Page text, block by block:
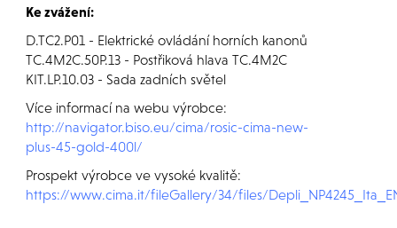
Ke zvážení:
D.TC2.P01 - Elektrické ovládání horních kanonů
TC.4M2C.50P.13 - Postřiková hlava TC.4M2C
KIT.LP.10.03 - Sada zadních světel
Více informací na webu výrobce:
http://navigator.biso.eu/cima/rosic-cima-new-
plus-45-gold-400l/
Prospekt výrobce ve vysoké kvalitě:
https://www.cima.it/fileGallery/34/files/